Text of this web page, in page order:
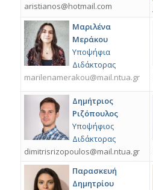
aristianos@hotmail.com
Μαριλένα
Μεράκου
Υποψήφια
Διδάκτορας
marilenamerakou@mail.ntua.gr
Δημήτριος
Ριζόπουλος
Υποψήφιος
Διδάκτορας
dimitrisrizopoulos@mail.ntua.gr
Παρασκευή
Δημητρίου